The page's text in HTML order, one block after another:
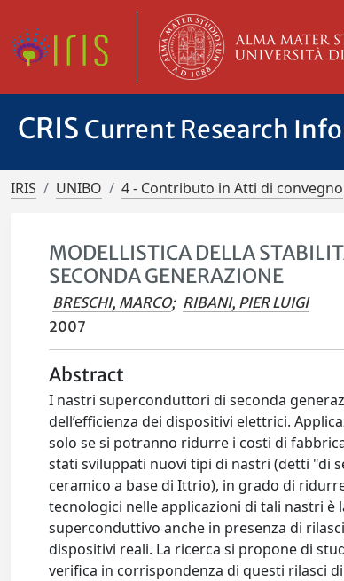
CRIS Current Research
IRIS UNIBO 4 - Contributo in Atti di convegno
MODELLISTICA DELLA
SECONDA GENERAZIONE
BRESCHI, MARCO; RIBANI, PIER LUIGI
2007
Abstract
I nastri superconduttori di seconda
dell’efficienza dei dispositivi elettrici.
solo se si potranno ridurre i costi di
stati sviluppati nuovi tipi di nastri (detti "di
ceramico a base di Ittrio), in grado di
tecnologici nelle applicazioni di tali nastri
superconduttivo anche in presenza di
dispositivi reali. La ricerca si propone di
verifica in corrispondenza di questi rilasci